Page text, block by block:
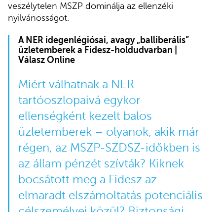
veszélytelen MSZP dominálja az ellenzéki
nyilvánosságot.
A NER idegenlégiósai, avagy „balliberális”
üzletemberek a Fidesz-holdudvarban |
Válasz Online
Miért válhatnak a NER
tartóoszlopaivá egykor
ellenségként kezelt balos
üzletemberek – olyanok, akik már
régen, az MSZP-SZDSZ-időkben is
az állam pénzét szívták? Kiknek
bocsátott meg a Fidesz az
elmaradt elszámoltatás potenciális